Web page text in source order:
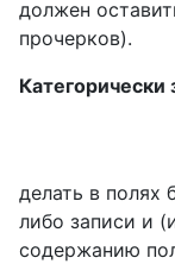
должен
прочерков).
Категорически
делать в полях
либо записи и
содержанию